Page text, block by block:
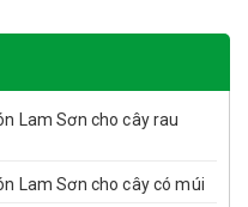
Lam Sơn cho cây rau
Lam Sơn cho cây có múi